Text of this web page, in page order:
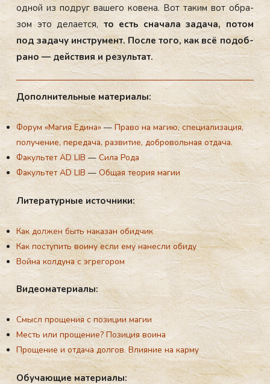
од­ной из под­руг ва­шего ко­вена. Вот та­ким вот об­ра­
зом это де­ла­ет­ся, то есть сна­чала за­дача, по­том
под за­дачу инс­тру­мент. Пос­ле то­го, как всё по­доб­
ра­но — дей­ствия и ре­зуль­тат.
До­пол­ни­тель­ные ма­тери­алы:
Форум «Магия Едина»—Право на магию, специализация,
получение, передача, развитие, добровольная отдача.
Факультет AD LIB—Сила Рода
Факультет AD LIB—Общая теория магии
Ли­тера­тур­ные ис­точни­ки:
Как должен быть наказан обидчик
Как поступить воину если ему нанесли обиду
Война колдуна с эгрегором
Ви­де­ома­тери­алы:
Смысл прощения с позиции магии
Месть или прощение? Позиция воина
Прощение и отдача долгов. Влияние на карму
Обу­ча­ющие ма­тери­алы: